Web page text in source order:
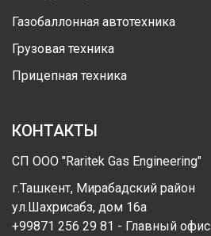
Газобаллонная автотехника
Грузовая техника
Прицепная техника
КОНТАКТЫ
СП ООО "Raritek Gas Engineering"
г.Ташкент, Мирабадский район
ул.Шахрисабз, дом 16а
+99871 256 29 81 - Главный офис